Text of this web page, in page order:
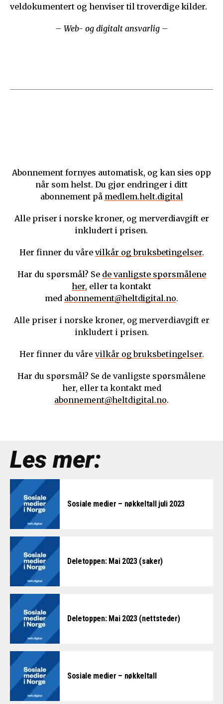
veldokumentert og henviser til troverdige kilder.
– Web- og digitalt ansvarlig –
Abonnement fornyes automatisk, og kan sies opp
når som helst. Du gjør endringer i ditt
abonnement på medlem.helt.digital
Alle priser i norske kroner, og merverdiavgift er
inkludert i prisen.
Her finner du våre vilkår og bruksbetingelser.
Har du spørsmål? Se de vanligste spørsmålene
her, eller ta kontakt
med abonnement@heltdigital.no.
Alle priser i norske kroner, og merverdiavgift er
inkludert i prisen.
Her finner du våre vilkår og bruksbetingelser.
Har du spørsmål? Se de vanligste spørsmålene
her, eller ta kontakt med
abonnement@heltdigital.no.
Les mer:
Sosiale medier – nøkkeltall juli 2023
Deletoppen: Mai 2023 (saker)
Deletoppen: Mai 2023 (nettsteder)
Sosiale medier – nøkkeltall